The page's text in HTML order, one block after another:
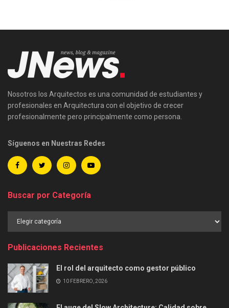
Nosotros los Arquitectos es una comunidad de estudiantes y
profesionales en Arquitectura con el objetivo de crecer
profesionalmente pero principalmente como persona.
Síguenos en Nuestras Redes
Buscar por Categoría
Buscar
Publicaciones Recientes
El rol del arquitecto como gestor público
10 FEBRERO, 2026